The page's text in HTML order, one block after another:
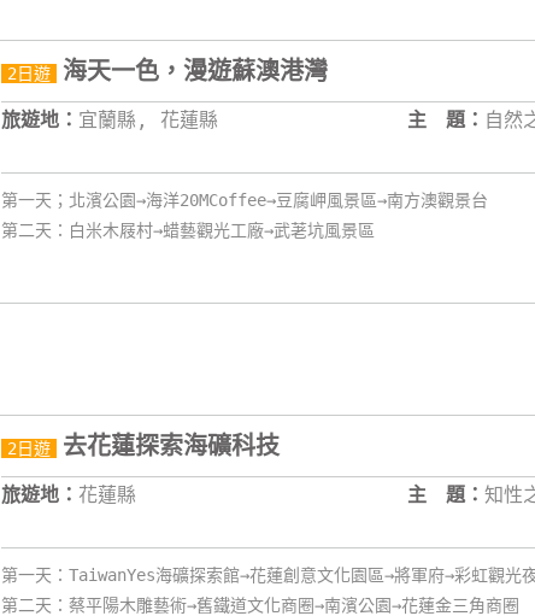
2日遊 海天一色，漫遊蘇澳港灣
旅遊地： 宜蘭縣, 花蓮縣 主 題： 自然
第一天；北濱公園→海洋20MCoffee→豆腐岬風景區→南方澳觀景台
第二天：白米木屐村→蜡藝觀光工廠→武荖坑風景區
2日遊 去花蓮探索海礦科技
旅遊地： 花蓮縣 主 題： 知性
第一天：TaiwanYes海礦探索館→花蓮創意文化園區→將軍府→彩虹觀光
第二天：蔡平陽木雕藝術→舊鐵道文化商圈→南濱公園→花蓮金三角商圈